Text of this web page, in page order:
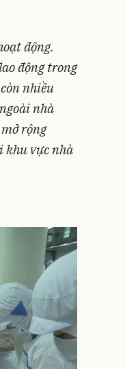
động.
động trong
nhiều
nhà
rộng
khu vực nhà